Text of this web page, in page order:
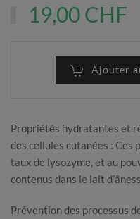
19,00 CHF
Ajouter
Propriétés hydratantes et
des cellules cutanées :
taux de lysozyme, et au
contenus dans le lait
Prévention des processus